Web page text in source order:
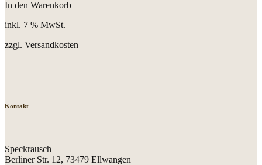
In den Warenkorb
inkl. 7 % MwSt.
zzgl. Versandkosten
Kontakt
Speckrausch
Berliner Str. 12, 73479 Ellwangen